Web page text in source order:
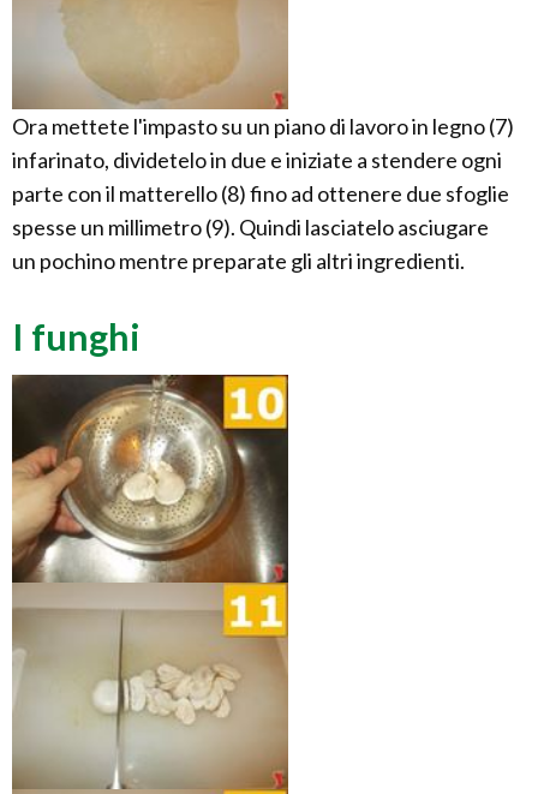
Ora mettete l'impasto su un piano di lavoro in legno (7)
infarinato, dividetelo in due e iniziate a stendere ogni
parte con il matterello (8) fino ad ottenere due sfoglie
spesse un millimetro (9). Quindi lasciatelo asciugare
un pochino mentre preparate gli altri ingredienti.
I funghi